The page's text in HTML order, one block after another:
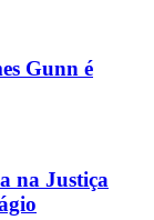
Gunn é
na Justiça